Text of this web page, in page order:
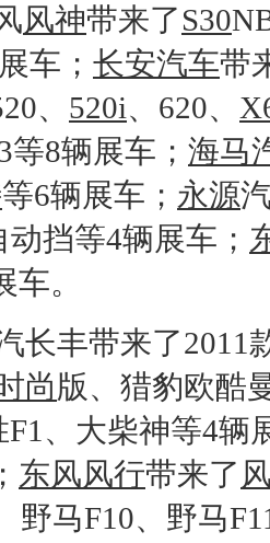
风神带来了S30
车； 长安汽车带
、 520i、620、
8辆展车； 海马
等6辆展车； 永源
挡等4辆展车；
车。
丰带来了2011
尚版、猎豹欧酷
F1、大柴神等4辆
东风风行带来了
野马F10、 野马